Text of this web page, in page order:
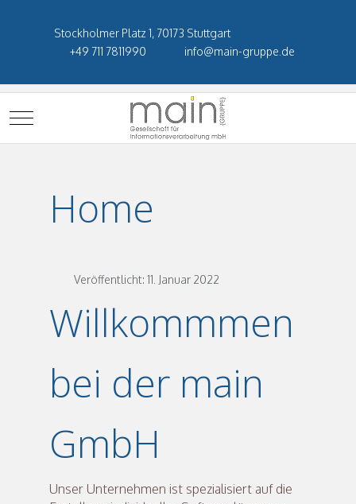
Stockholmer Platz 1, 70173 Stuttgart
+49 711 7811990
info@main-gruppe.de
Mobile Menu Toggle
Home
Veröffentlicht: 11. Januar 2022
Willkommmen
bei der main
GmbH
Unser Unternehmen ist spezialisiert auf die